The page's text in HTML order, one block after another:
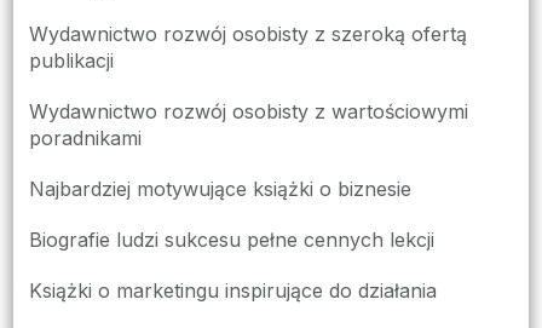
Wydawnictwo rozwój osobisty z szeroką ofertą
publikacji
Wydawnictwo rozwój osobisty z wartościowymi
poradnikami
Najbardziej motywujące książki o biznesie
Biografie ludzi sukcesu pełne cennych lekcji
Książki o marketingu inspirujące do działania